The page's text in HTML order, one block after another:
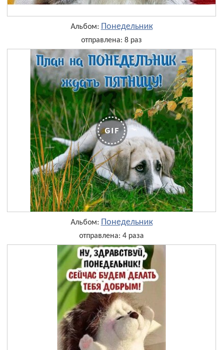
Альбом: Понедельник
отправлена: 8 раз
Альбом: Понедельник
отправлена: 4 раза